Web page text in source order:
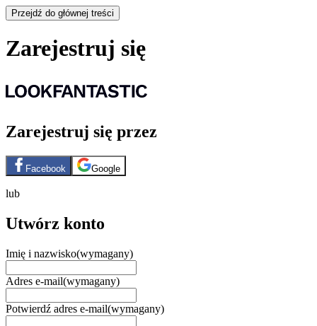
Przejdź do głównej treści
Zarejestruj się
Zarejestruj się przez
Facebook Google
lub
Utwórz konto
Imię i nazwisko(wymagany)
Adres e-mail(wymagany)
Potwierdź adres e-mail(wymagany)